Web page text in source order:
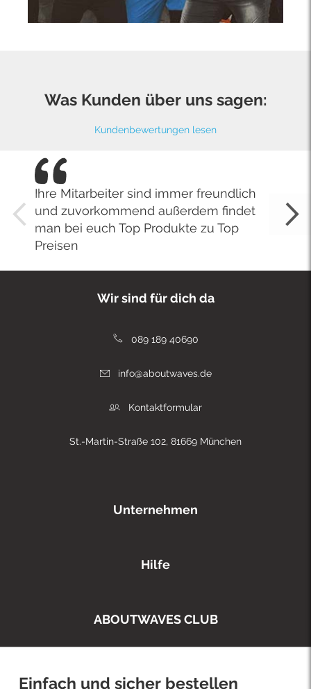
Was Kunden über uns sagen:
Kundenbewertungen lesen
Ihre Mitarbeiter sind immer freundlich
und zuvorkommend außerdem findet
man bei euch Top Produkte zu Top
Preisen
Wir sind für dich da
089 189 40690
info@aboutwaves.de
Kontaktformular
St.-Martin-Straße 102, 81669 München
Unternehmen
Hilfe
ABOUTWAVES CLUB
Einfach und sicher bestellen